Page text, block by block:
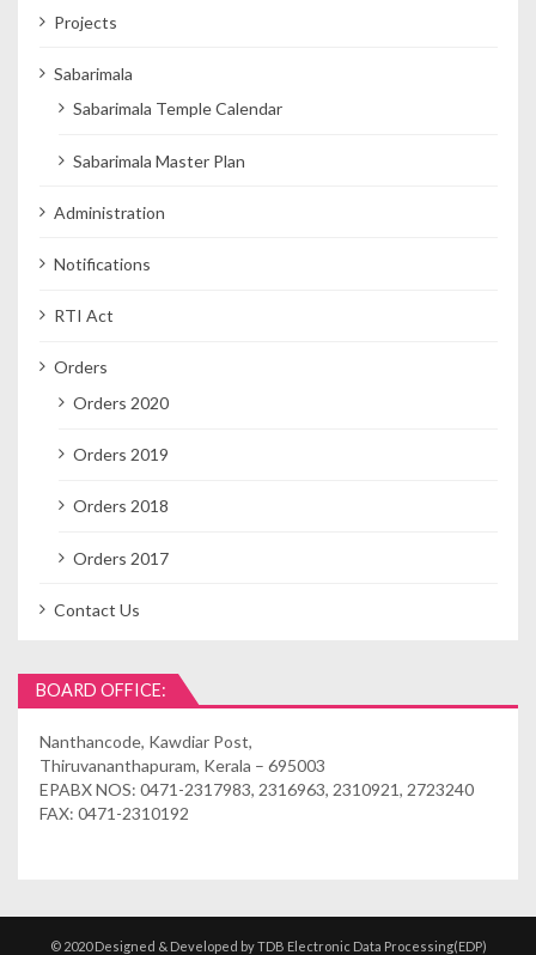
Projects
Sabarimala
Sabarimala Temple Calendar
Sabarimala Master Plan
Administration
Notifications
RTI Act
Orders
Orders 2020
Orders 2019
Orders 2018
Orders 2017
Contact Us
BOARD OFFICE:
Nanthancode, Kawdiar Post,
Thiruvananthapuram, Kerala – 695003
EPABX NOS: 0471-2317983, 2316963, 2310921, 2723240
FAX: 0471-2310192
© 2020 Designed & Developed by TDB Electronic Data Processing(EDP)